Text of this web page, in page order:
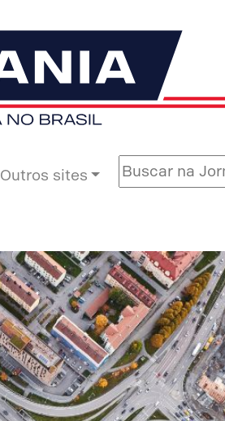
Outros sites